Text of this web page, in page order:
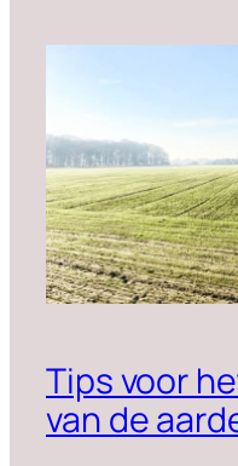
Tips voor
van de